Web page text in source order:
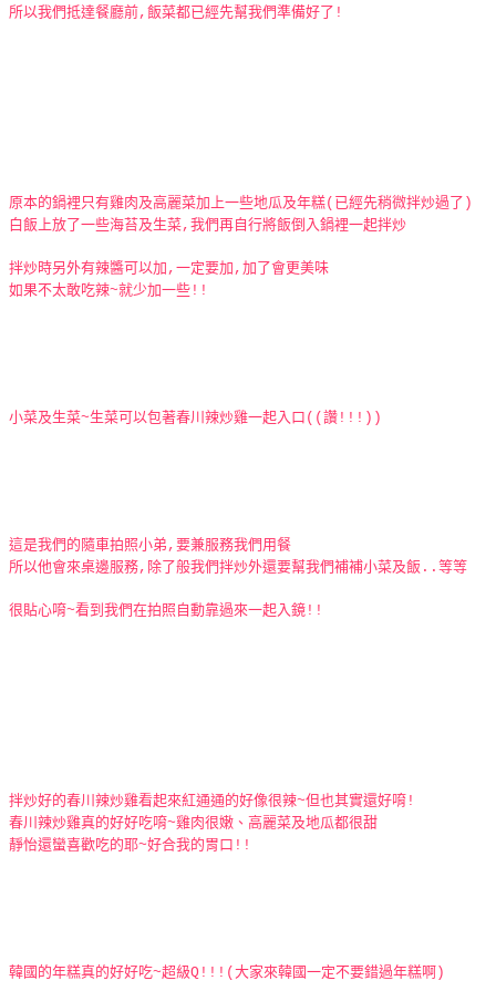
所以我們抵達餐廳前,飯菜都已經先幫我們準備好了!
原本的鍋裡只有雞肉及高麗菜加上一些地瓜及年糕(已經先稍微拌炒過了)
白飯上放了一些海苔及生菜,我們再自行將飯倒入鍋裡一起拌炒
拌炒時另外有辣醬可以加,一定要加,加了會更美味
如果不太敢吃辣~就少加一些!!
小菜及生菜~生菜可以包著春川辣炒雞一起入口((讚!!!))
這是我們的隨車拍照小弟,要兼服務我們用餐
所以他會來桌邊服務,除了般我們拌炒外還要幫我們補補小菜及飯..等等
很貼心唷~看到我們在拍照自動靠過來一起入鏡!!
拌炒好的春川辣炒雞看起來紅通通的好像很辣~但也其實還好唷!
春川辣炒雞真的好好吃唷~雞肉很嫩、高麗菜及地瓜都很甜
靜怡還蠻喜歡吃的耶~好合我的胃口!!
韓國的年糕真的好好吃~超級Q!!!(大家來韓國一定不要錯過年糕啊)